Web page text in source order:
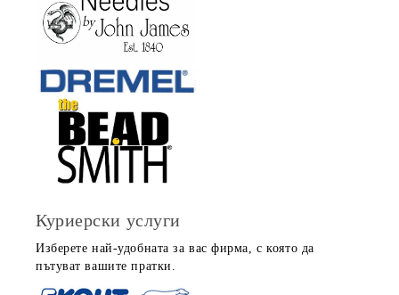
Куриерски услуги
Изберете най-удобната за вас фирма, с която да
пътуват вашите пратки.